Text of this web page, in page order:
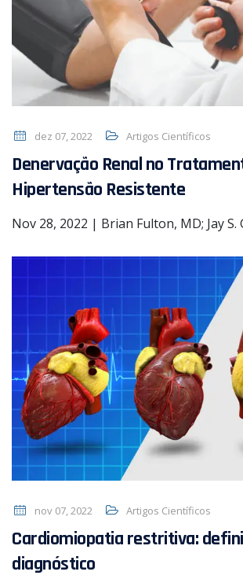
dez 07, 2022 Artigos Científicos
Denervação Renal no
Hipertensão Resistente
Nov 28, 2022 | Brian Fulton, MD; Jay S.
nov 07, 2022 Artigos Científicos
Cardiomiopatia restritiva:
diagnóstico